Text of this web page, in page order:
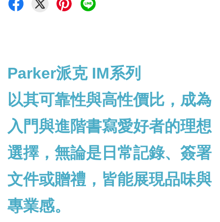
Parker派克 IM系列
以其可靠性與高性價比，成為
入門與進階書寫愛好者的理想
選擇，無論是日常記錄、簽署
文件或贈禮，皆能展現品味與
專業感。